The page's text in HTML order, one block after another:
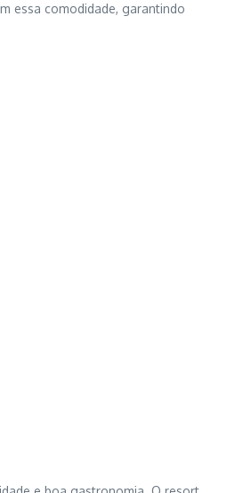
essa comodidade, garantindo